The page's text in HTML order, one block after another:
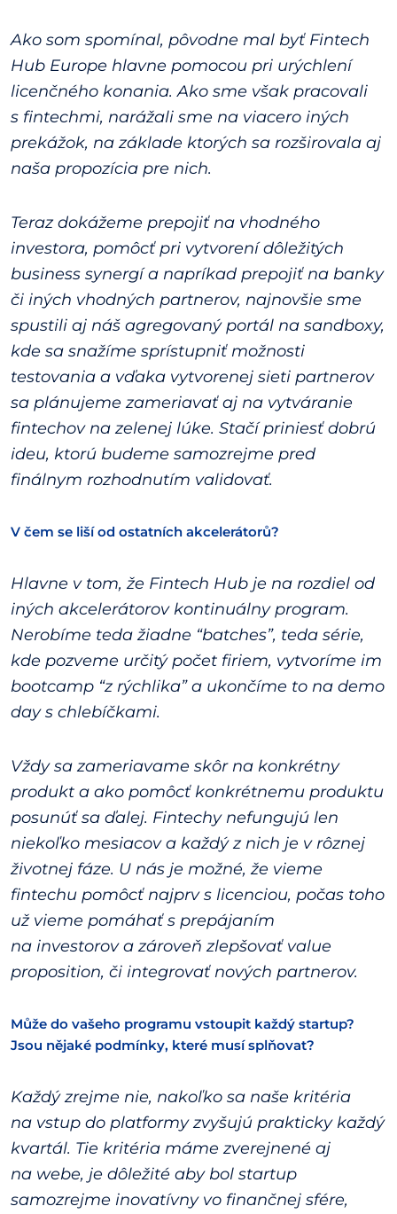
Ako som spomínal, pôvodne mal byť Fintech
Hub Europe hlavne pomocou pri urýchlení
licenčného konania. Ako sme však pracovali
s fintechmi, narážali sme na viacero iných
prekážok, na základe ktorých sa rozširovala aj
naša propozícia pre nich.
Teraz dokážeme prepojiť na vhodného
investora, pomôcť pri vytvorení dôležitých
business synergí a napríkad prepojiť na banky
či iných vhodných partnerov, najnovšie sme
spustili aj náš agregovaný portál na sandboxy,
kde sa snažíme sprístupniť možnosti
testovania a vďaka vytvorenej sieti partnerov
sa plánujeme zameriavať aj na vytváranie
fintechov na zelenej lúke. Stačí priniesť dobrú
ideu, ktorú budeme samozrejme pred
finálnym rozhodnutím validovať.
V čem se liší od ostatních akcelerátorů?
Hlavne v tom, že Fintech Hub je na rozdiel od
iných akcelerátorov kontinuálny program.
Nerobíme teda žiadne “batches”, teda série,
kde pozveme určitý počet firiem, vytvoríme im
bootcamp “z rýchlika” a ukončíme to na demo
day s chlebíčkami.
Vždy sa zameriavame skôr na konkrétny
produkt a ako pomôcť konkrétnemu produktu
posunúť sa ďalej. Fintechy nefungujú len
niekoľko mesiacov a každý z nich je v rôznej
životnej fáze. U nás je možné, že vieme
fintechu pomôcť najprv s licenciou, počas toho
už vieme pomáhať s prepájaním
na investorov a zároveň zlepšovať value
proposition, či integrovať nových partnerov.
Může do vašeho programu vstoupit každý startup?
Jsou nějaké podmínky, které musí splňovat?
Každý zrejme nie, nakoľko sa naše kritéria
na vstup do platformy zvyšujú prakticky každý
kvartál. Tie kritéria máme zverejnené aj
na webe, je dôležité aby bol startup
samozrejme inovatívny vo finančnej sfére,